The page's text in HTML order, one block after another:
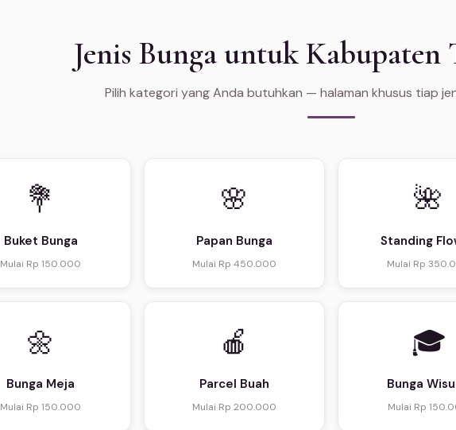
Jenis Bunga untuk Kabupaten
Pilih kategori yang Anda butuhkan — halaman khusus tiap
💐
Buket Bunga
Mulai Rp 150.000
🌸
Papan Bunga
Mulai Rp 450.000
🌺
Standing
Mulai Rp
🌼
Bunga Meja
Mulai Rp 150.000
🍎
Parcel Buah
Mulai Rp 200.000
🎓
Bunga
Mulai Rp